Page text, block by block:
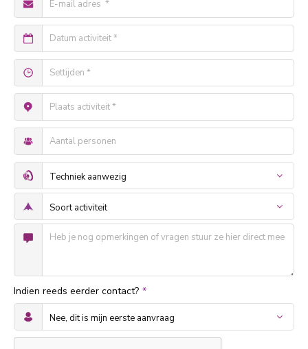
Indien reeds eerder contact? *